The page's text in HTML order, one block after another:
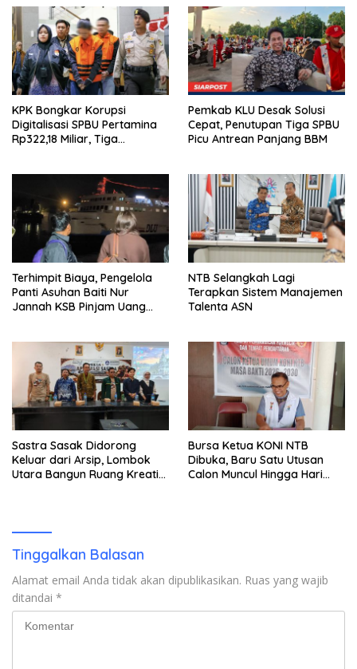
KPK Bongkar Korupsi
Digitalisasi SPBU Pertamina
Rp322,18 Miliar, Tiga
Pemkab KLU Desak Solusi
Cepat, Penutupan Tiga SPBU
Picu Antrean Panjang BBM
Terhimpit Biaya, Pengelola
Panti Asuhan Baiti Nur
Jannah KSB Pinjam Uang
Kunjung Tuntas
NTB Selangkah Lagi
Terapkan Sistem Manajemen
Talenta ASN
Sastra Sasak Didorong
Keluar dari Arsip, Lombok
Utara Bangun Ruang Kreatif
Bursa Ketua KONI NTB
Dibuka, Baru Satu Utusan
Calon Muncul Hingga Hari
Tinggalkan Balasan
Alamat email Anda tidak akan dipublikasikan. Ruas yang wajib
ditandai *